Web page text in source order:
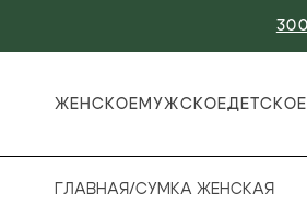
ЖЕНСКОЕ МУЖСКОЕДЕТСКОЕ
ГЛАВНАЯ/СУМКА ЖЕНСКАЯ